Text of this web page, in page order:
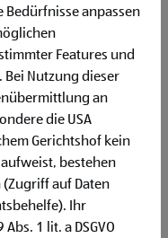
sowie Übernehmen
(Montag bis
und den
motiviertes
Bedürfnisse anpassen
Features und
Bei Nutzung dieser
an
die USA
Gerichtshof kein
bestehen
auf Daten
Ihr
1 lit. a DSGVO